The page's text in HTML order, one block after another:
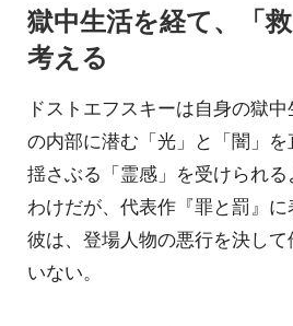
獄中生活を経て、「
考える
ドストエフスキーは自身の獄
の内部に潜む「光」と「闇」
揺さぶる「霊感」を受けられ
わけだが、代表作『罪と罰』に
彼は、登場人物の悪行を決し
いない。